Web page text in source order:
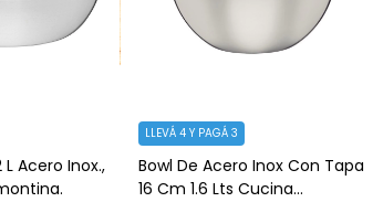
Acero Inox.,
Bowl De Acero Inox Con Tapa
16 Cm 1.6 Lts Cucina
LLEVÁ 4 Y PAGÁ 3